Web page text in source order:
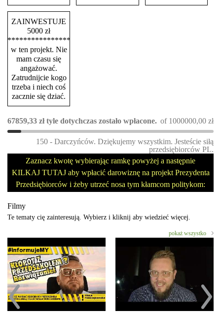
ZAINWESTUJE
5000 zł
****************
w ten projekt. Nie
mam czasu się
angażować.
Zatrudnijcie kogo
trzeba i niech coś
zacznie się dziać.
67859,33 zł tyle dotychczas zostało wpłacone. of 1000000,00 zł
150 - Darczyńców. Dziękujemy wszystkim. Jesteście siłą
przedsiębiorców PL.
Zaznacz kwotę wybierając ramkę powyżej a następnie
KILKAJ TUTAJ aby wpłacić darowiznę na projekt Prezydenta
Przedsiębiorców i żeby utrzeć nosa tym kłamcom politykom:
Filmy
Te tematy cię zainteresują. Wybierz i kliknij aby wiedzieć więcej.
pokaż wszystko